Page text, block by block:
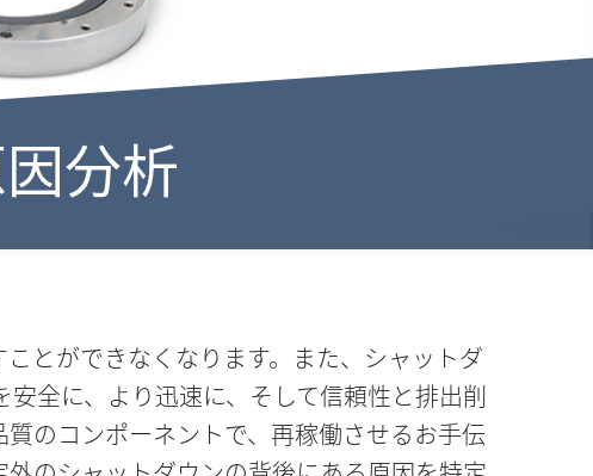
分析
とができなくなります。また、シャットダ
全に、より迅速に、そして信頼性と排出削
のコンポーネントで、再稼働させるお手伝